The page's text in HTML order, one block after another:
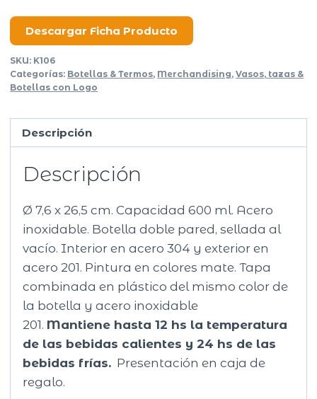
cantidad
Descargar Ficha Producto
SKU: K106
Categorías: Botellas & Termos, Merchandising,Vasos, tazas &
Botellas con Logo
Descripción
Descripción
Ø 7,6 x 26,5 cm. Capacidad 600 ml. Acero
inoxidable. Botella doble pared, sellada al
vacío. Interior en acero 304 y exterior en
acero 201. Pintura en colores mate. Tapa
combinada en plástico del mismo color de
la botella y acero inoxidable
201. Mantiene hasta 12 hs la temperatura
de las bebidas calientes y 24 hs de las
bebidas frías. Presentación en caja de
regalo.